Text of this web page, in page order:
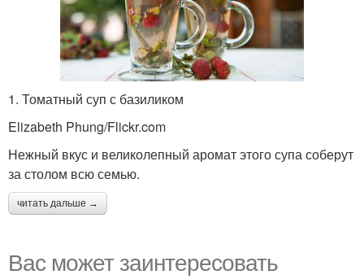
1. Томатный суп с базиликом
Elizabeth Phung/Flickr.com
Нежный вкус и великолепный аромат этого супа соберут
за столом всю семью.
читать дальше →
Вас может заинтересовать